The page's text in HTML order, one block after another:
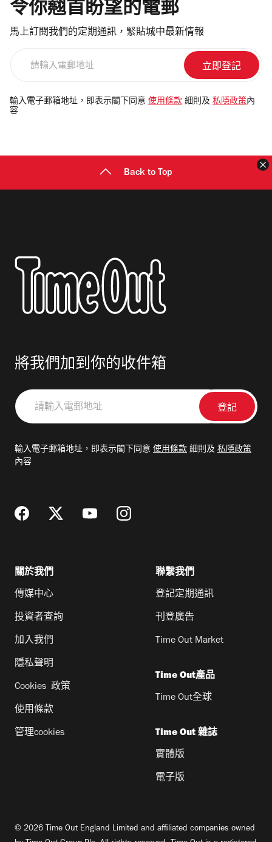
令你翹首盼望的電郵
馬上訂閱我們的定期通訊，緊貼城中最新情報
電
郵
輸入電子郵箱地址，即表示閣下同意 使用條款 細則及 私隱政策 內
容
Back to Top
將我們加到你的收件箱
請
輸
郵
輸入電子郵箱地址，即表示閣下同意 使用條款 細則及 私隱政策
內容
關於我們
傳媒中心
投資者查詢
加入我們
隱私聲明
Cookies 政策
使用條款
管理cookies
聯繫我們
登記定期通訊
刊登廣告
Time Out Market
Time Out產品
Time Out全球
Time Out 雜誌
實體版
電子版
© 2026 Time Out England Limited and affiliated companies owned